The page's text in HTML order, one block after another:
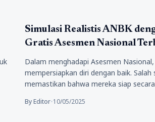
Pendidikan
Simulasi Realistis ANBK
Gratis Asesmen Nasional
Dalam menghadapi Asesmen
mempersiapkan diri dengan baik.
memastikan bahwa mereka siap
By Editor•10/05/2025